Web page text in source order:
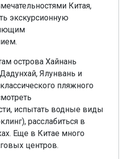
Китая,
экскурсионную
острова Хайнань
Ялунвань и
пляжного
испытать водные виды
расслабиться в
Еще в Китае много
центров.